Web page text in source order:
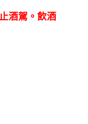
酒駕。飲酒